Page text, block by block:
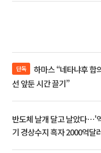
단독
선 앞둔 시간 끌기”
반도체 날개 달고 날았다⋯'
기 경상수지 흑자 2000억달